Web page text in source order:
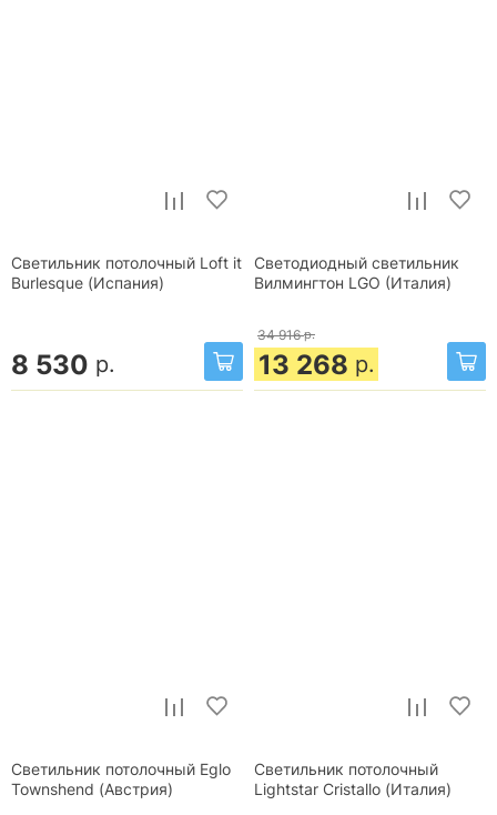
Светильник потолочный Loft it
Burlesque (Испания)
8 530 р.
Светодиодный светильник
Вилмингтон LGO (Италия)
34 916 р.
13 268 р.
Светильник потолочный Eglo
Townshend (Австрия)
Светильник потолочный
Lightstar Cristallo (Италия)